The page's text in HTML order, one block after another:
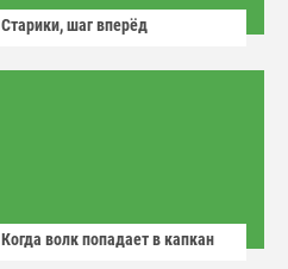
Старики, шаг вперёд
Когда волк попадает в капкан